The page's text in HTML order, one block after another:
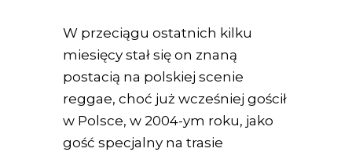
W przeciągu ostatnich kilku
miesięcy stał się on znaną
postacią na polskiej scenie
reggae, choć już wcześniej gościł
w Polsce, w 2004-ym roku, jako
gość specjalny na trasie